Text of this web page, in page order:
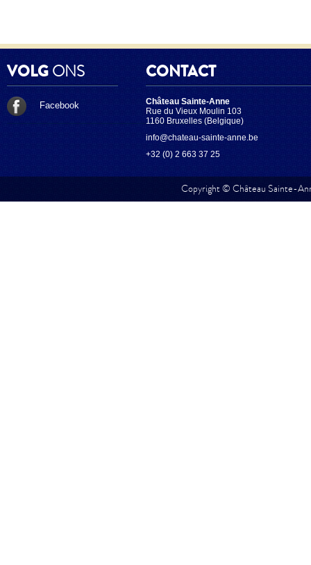
VOLGONS
Facebook
CONTACT
Château Sainte-Anne
Rue du Vieux Moulin 103
1160 Bruxelles (Belgique)
info@chateau-sainte-anne.be
+32 (0) 2 663 37 25
Copyright © Château Sainte-